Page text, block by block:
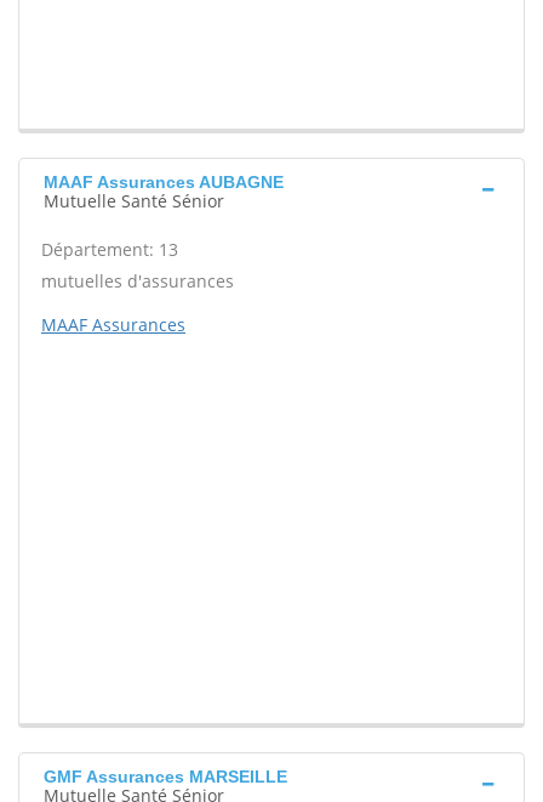
MAAF Assurances AUBAGNE
Mutuelle Santé Sénior
Département: 13
mutuelles d'assurances
MAAF Assurances
GMF Assurances MARSEILLE
Mutuelle Santé Sénior